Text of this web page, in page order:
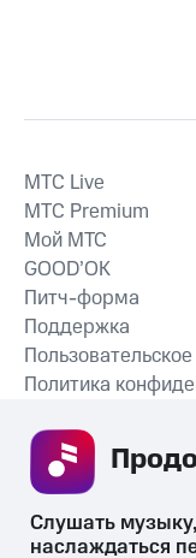
MTС Live
MTС Premium
Мой МТС
GOOD’OK
Питч-форма
Поддержка
Политика
Слушать
наслаждаться